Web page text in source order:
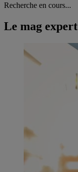
Recherche en cours...
Le mag expert